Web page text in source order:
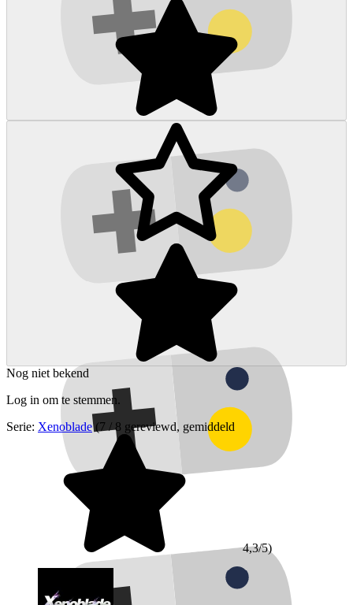
Nog niet bekend
Log in om te stemmen.
Serie: Xenoblade (7 / 8 gereviewd, gemiddeld
4,3/5)